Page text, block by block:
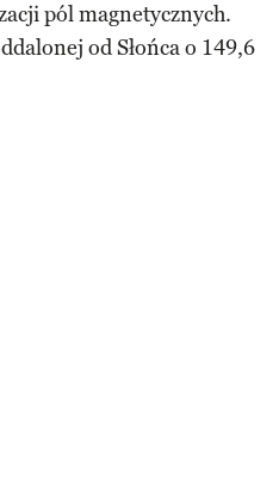
pól magnetycznych.
od Słońca o 149,6